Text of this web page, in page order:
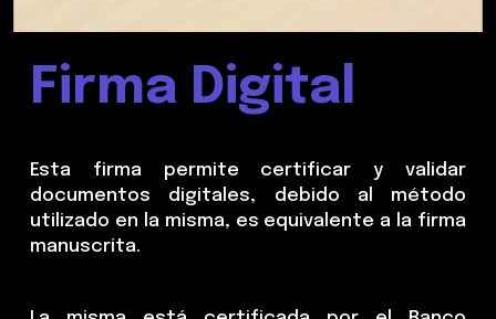
Firma Digital
Esta firma permite certificar y validar
documentos digitales, debido al método
utilizado en la misma, es equivalente a la firma
manuscrita.